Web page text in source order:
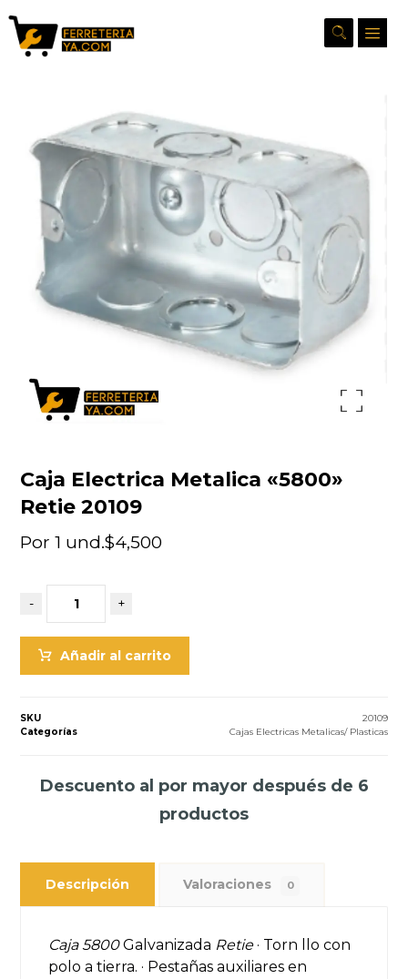
Caja Electrica Metalica «5800»
Retie 20109
$4,500
Por 1 und.
- +
Añadir al carrito
SKU
20109
Categorías
Cajas Electricas Metalicas/ Plasticas
Descuento al por mayor después de 6
productos
Descripción Valoraciones 0
Caja 5800Galvanizada Retie· Torn llo con
polo a tierra. · Pestañas auxiliares en